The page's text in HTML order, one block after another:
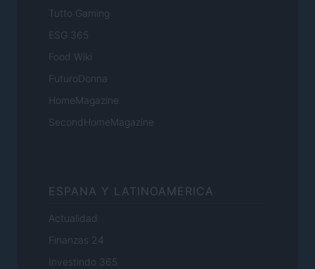
Tutto Gaming
ESG 365
Food Wiki
FuturoDonna
HomeMagazine
SecondHomeMagazine
ESPANA Y LATINOAMERICA
Actualidad
Finanzas 24
Investindo 365